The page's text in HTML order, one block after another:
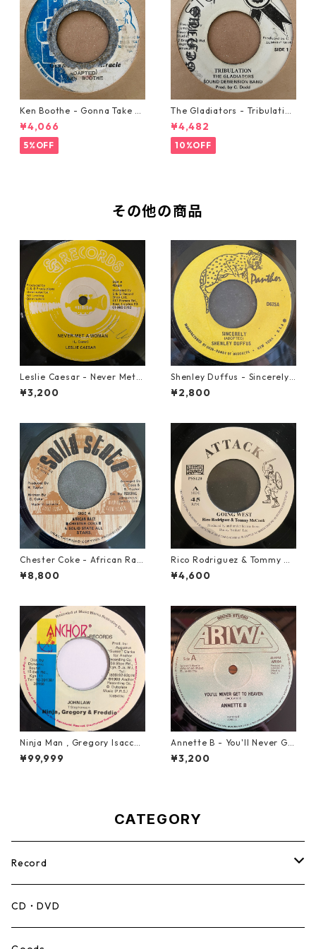
Ken Boothe - Gonna Take A
Miracle【7-21362】
¥4,066
5%OFF
The Gladiators - Tribulation
【7-21365】
¥4,482
10%OFF
その他の商品
Leslie Caesar - Never Met A
Woman【12-50067】
¥3,200
Shenley Duffus - Sincerely
【7-22021】
¥2,800
Chester Coke - African Rac
e【7-21819】
¥8,800
Rico Rodriguez & Tommy Mc
Cook - Going West【7-2198
3】
¥4,600
Ninja Man , Gregory Isaccs
& Freddie Mcgregor - John
Low【7-20010】
¥99,999
Annette B - You'll Never Ge
t To Heaven【12-50058】
¥3,200
CATEGORY
Record
Mento,Calypso,Ballad
CD・DVD